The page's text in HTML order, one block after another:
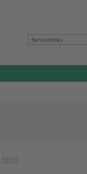
Servicelinks
hier)